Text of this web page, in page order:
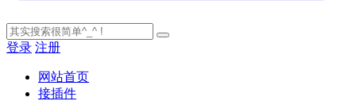
登录 注册
网站首页
接插件